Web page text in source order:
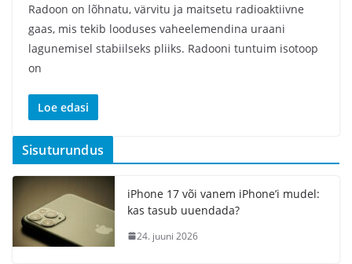
Radoon on lõhnatu, värvitu ja maitsetu radioaktiivne
gaas, mis tekib looduses vaheelemendina uraani
lagunemisel stabiilseks pliiks. Radooni tuntuim isotoop
on
Loe edasi
Sisuturundus
iPhone 17 või vanem iPhone’i mudel:
kas tasub uuendada?
24. juuni 2026